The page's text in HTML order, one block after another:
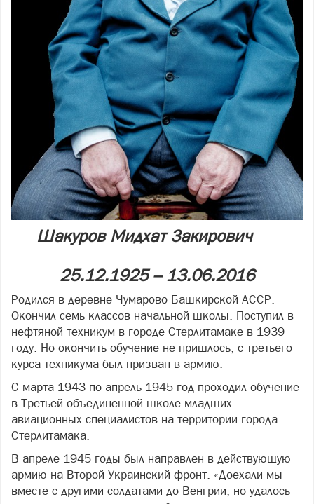
Шакуров Мидхат Закирович
25.12.1925 – 13.06.2016
Родился в деревне Чумарово Башкирской АССР.
Окончил семь классов начальной школы. Поступил в
нефтяной техникум в городе Стерлитамаке в 1939
году. Но окончить обучение не пришлось, с третьего
курса техникума был призван в армию.
С марта 1943 по апрель 1945 год проходил обучение
в Третьей объединенной школе младших
авиационных специалистов на территории города
Стерлитамака.
В апреле 1945 годы был направлен в действующую
армию на Второй Украинский фронт. «Доехали мы
вместе с другими солдатами до Венгрии, но удалось